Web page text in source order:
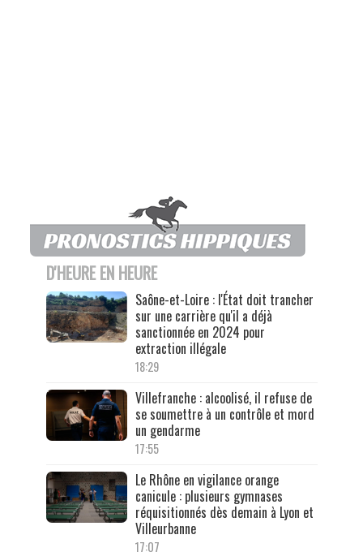
D'HEURE EN HEURE
Saône-et-Loire : l'État doit trancher
sur une carrière qu'il a déjà
sanctionnée en 2024 pour
extraction illégale
18:29
Villefranche : alcoolisé, il refuse de
se soumettre à un contrôle et mord
un gendarme
17:55
Le Rhône en vigilance orange
canicule : plusieurs gymnases
réquisitionnés dès demain à Lyon et
Villeurbanne
17:07